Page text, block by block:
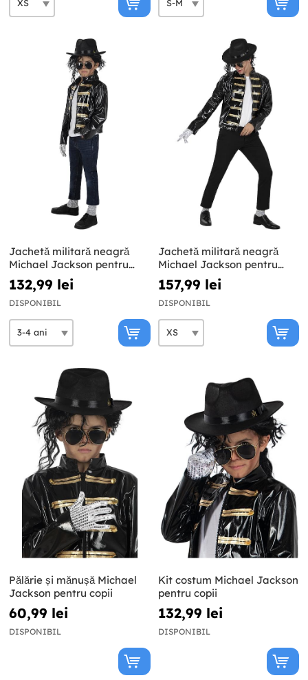
Jachetă militară neagră
Michael Jackson pentru
copii
132,99 lei
DISPONIBIL
Jachetă militară neagră
Michael Jackson pentru
adulți
157,99 lei
DISPONIBIL
Pălărie și mănușă Michael
Jackson pentru copii
60,99 lei
DISPONIBIL
Kit costum Michael Jackson
pentru copii
132,99 lei
DISPONIBIL